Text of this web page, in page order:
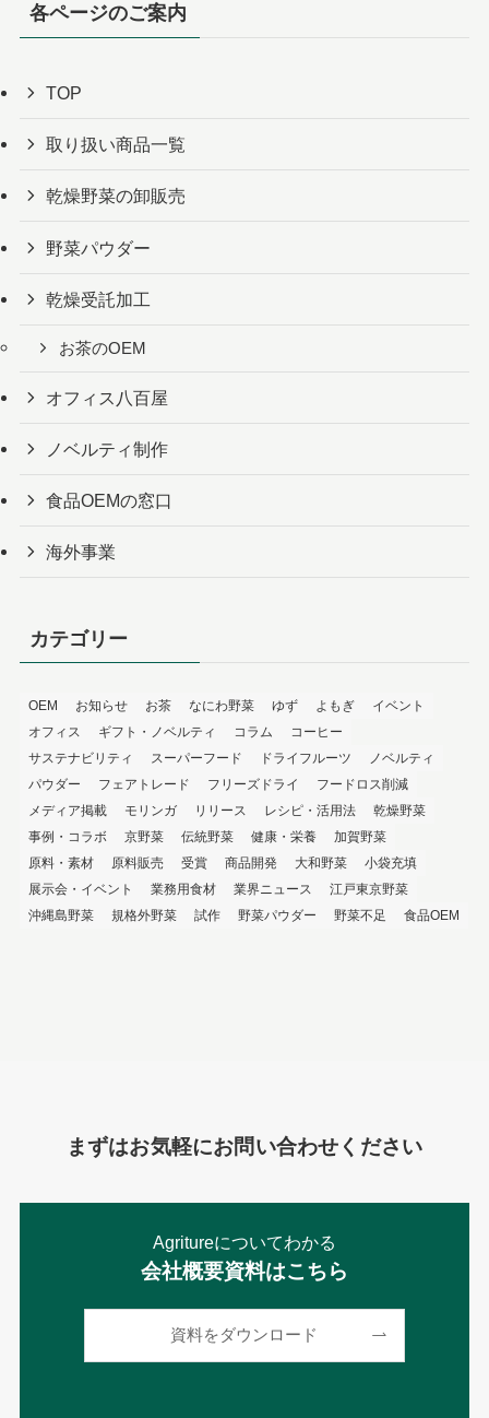
各ページのご案内
TOP
取り扱い商品一覧
乾燥野菜の卸販売
野菜パウダー
乾燥受託加工
お茶のOEM
オフィス八百屋
ノベルティ制作
食品OEMの窓口
海外事業
カテゴリー
OEM お知らせ お茶 なにわ野菜 ゆず よもぎ
イベント
オフィス
ギフト・ノベルティ コラム
コーヒー
サステナビリティ
スーパーフード ドライフルーツ
ノベルティ
パウダー
フェアトレード フリーズドライ
フードロス削減
メディア掲載
モリンガ リリース レシピ・活用法
乾燥野菜
事例・コラボ
京野菜 伝統野菜 健康・栄養
加賀野菜
原料・素材
原料販売 受賞 商品開発 大和野菜
小袋充填
展示会・イベント
業務用食材 業界ニュース
江戸東京野菜
沖縄島野菜
規格外野菜 試作 野菜パウダー 野菜不足 食品OEM
まずはお気軽にお問い合わせください
Agritureについてわかる
会社概要資料はこちら
資料をダウンロード